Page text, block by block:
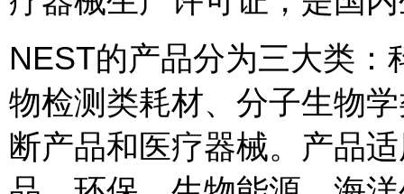
NEST的产品分为三大类
物检测类耗材、分子生物
断产品和医疗器械。产品